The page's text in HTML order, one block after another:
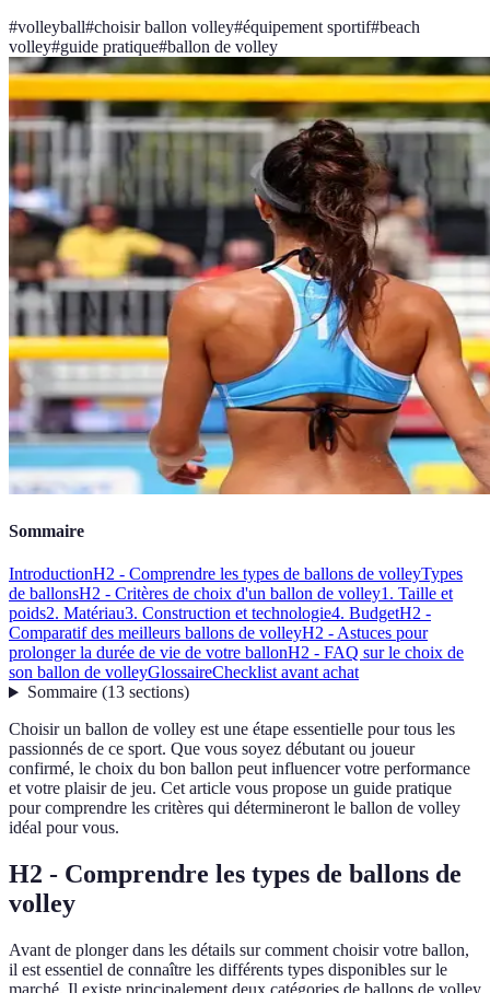
#volleyball#choisir ballon volley#équipement sportif#beach
volley#guide pratique#ballon de volley
Sommaire
IntroductionH2 - Comprendre les types de ballons de volleyTypes
de ballonsH2 - Critères de choix d'un ballon de volley1. Taille et
poids2. Matériau3. Construction et technologie4. BudgetH2 -
Comparatif des meilleurs ballons de volleyH2 - Astuces pour
prolonger la durée de vie de votre ballonH2 - FAQ sur le choix de
son ballon de volleyGlossaireChecklist avant achat
Sommaire(13 sections)
Choisir un ballon de volley est une étape essentielle pour tous les
passionnés de ce sport. Que vous soyez débutant ou joueur
confirmé, le choix du bon ballon peut influencer votre performance
et votre plaisir de jeu. Cet article vous propose un guide pratique
pour comprendre les critères qui détermineront le ballon de volley
idéal pour vous.
H2 - Comprendre les types de ballons de
volley
Avant de plonger dans les détails sur comment choisir votre ballon,
il est essentiel de connaître les différents types disponibles sur le